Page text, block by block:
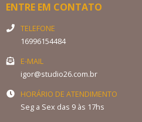
ENTRE EM CONTATO
TELEFONE
16996154484
E-MAIL
igor@studio26.com.br
HORÁRIO DE ATENDIMENTO
Seg a Sex das 9 às 17hs